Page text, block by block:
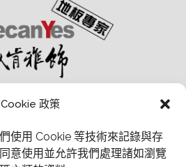
Cookie 政策
使用 Cookie 等技術來記錄與存
同意使用並允許我們處理諸如瀏覽